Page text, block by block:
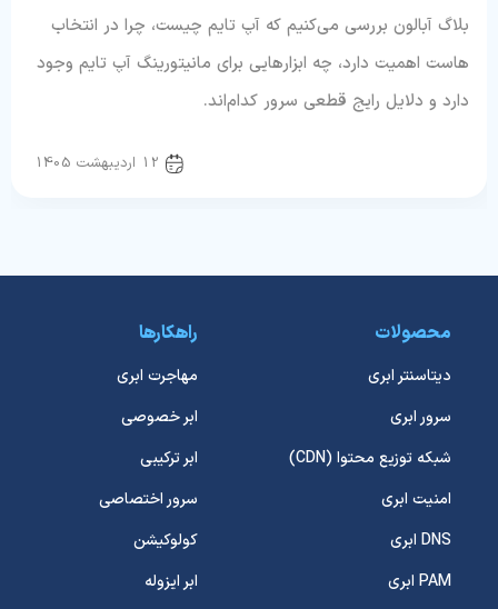
بلاگ آبالون بررسی می‌کنیم که آپ تایم چیست، چرا در انتخاب
هاست اهمیت دارد، چه ابزارهایی برای مانیتورینگ آپ تایم وجود
دارد و دلایل رایج قطعی سرور کدام‌اند.
12 اردیبهشت 1405
محصولات
دیتاسنتر ابری
سرور ابری
شبکه توزیع محتوا (CDN)
امنیت ابری
DNS ابری
PAM ابری
راهکارها
مهاجرت ابری
ابر خصوصی
ابر ترکیبی
سرور اختصاصی
کولوکیشن
ابر ایزوله